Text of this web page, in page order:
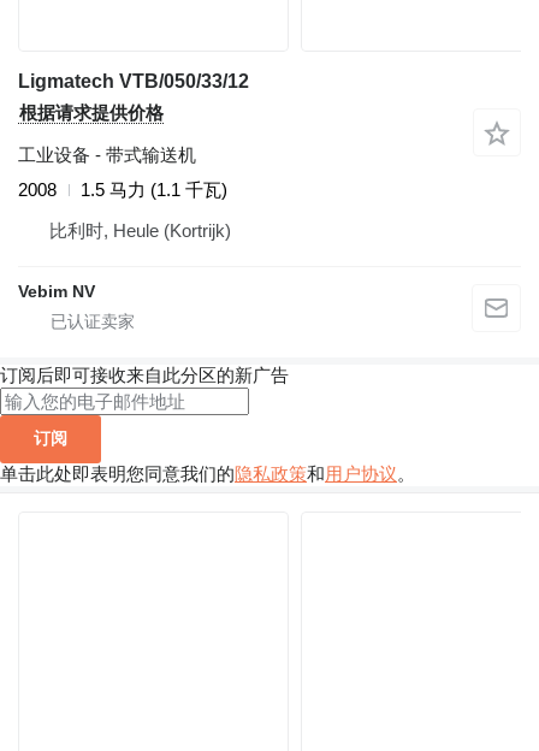
Ligmatech VTB/050/33/12
根据请求提供价格
工业设备 - 带式输送机
2008
1.5 马力 (1.1 千瓦)
比利时, Heule (Kortrijk)
Vebim NV
订阅后即可接收来自此分区的新广告
订阅
单击此处即表明您同意我们的隐私政策和用户协议。